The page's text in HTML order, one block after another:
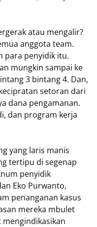
atau mengalir?
anggota team.
para penyidik itu.
mungkin sampai ke
3 bintang 4. Dan,
setoran dari
dana pengamanan.
dan program kerja
yang laris manis
tertipu di segenap
penyidik
Eko Purwanto,
penanganan kasus
mereka mbulet